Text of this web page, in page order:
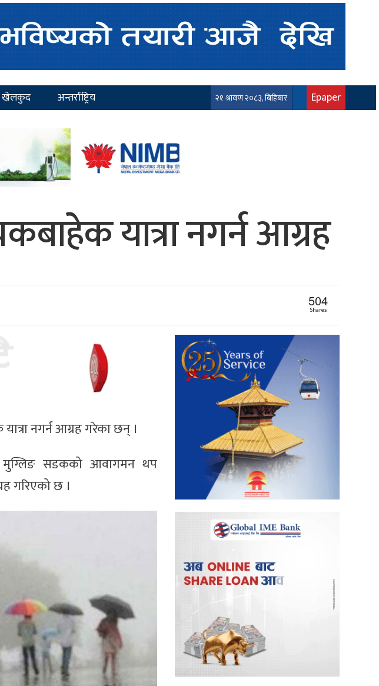
खेलकुद अन्तर्राष्ट्रिय २१ श्रावण २०८३, बिहिबार Epaper
यात्रा नगर्न आग्रह
504
Shares
नगर्न आग्रह गरेका छन् ।
मुग्लिङ सडकको आवागमन थप
गरिएको छ ।